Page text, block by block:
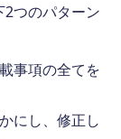
つのパターン
事項の全てを
にし、修正し